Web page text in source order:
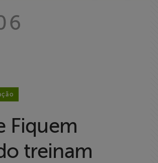
Fiquem
treinam